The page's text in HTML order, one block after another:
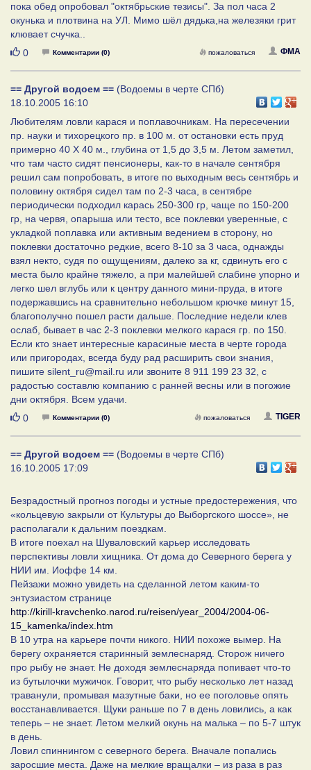
пока обед опробовал "октябрьские тезисы". За пол часа 2
окунька и плотвина на УЛ. Мимо шёл дядька,на железяки грит
клювает счучка..
Нравится
0 Комментарии (0) ФМА
пожаловаться
== Другой водоем == (Водоемы в черте СПб)
18.10.2005 16:10
Любителям ловли карася и поплавочникам. На пересечении
пр. науки и тихорецкого пр. в 100 м. от остановки есть пруд
примерно 40 Х 40 м., глубина от 1,5 до 3,5 м. Летом заметил,
что там часто сидят пенсионеры, как-то в начале сентября
решил сам попробовать, в итоге по выходным весь сентябрь и
половину октября сидел там по 2-3 часа, в сентябре
периодически подходил карась 250-300 гр, чаще по 150-200
гр, на червя, опарыша или тесто, все поклевки уверенные, с
укладкой поплавка или активным ведением в сторону, но
поклевки достаточно редкие, всего 8-10 за 3 часа, однажды
взял некто, судя по ощущениям, далеко за кг, сдвинуть его с
места было крайне тяжело, а при малейшей слабине упорно и
легко шел вглубь или к центру данного мини-пруда, в итоге
подержавшись на сравнительно небольшом крючке минут 15,
благополучно пошел расти дальше. Последние недели клев
ослаб, бывает в час 2-3 поклевки мелкого карася гр. по 150.
Если кто знает интересные карасиные места в черте города
или пригородах, всегда буду рад расширить свои знания,
пишите silent_ru@mail.ru или звоните 8 911 199 23 32, с
радостью составлю компанию с ранней весны или в погожие
дни октября. Всем удачи.
Нравится
0 Комментарии (0) TIGER
пожаловаться
== Другой водоем == (Водоемы в черте СПб)
16.10.2005 17:09
Безрадостный прогноз погоды и устные предостережения, что
«кольцевую закрыли от Культуры до Выборгского шоссе», не
располагали к дальним поездкам.
В итоге поехал на Шуваловский карьер исследовать
перспективы ловли хищника. От дома до Северного берега у
НИИ им. Иоффе 14 км.
Пейзажи можно увидеть на сделанной летом каким-то
энтузиастом странице
http://kirill-kravchenko.narod.ru/reisen/year_2004/2004-06-
15_kamenka/index.htm
В 10 утра на карьере почти никого. НИИ похоже вымер. На
берегу охраняется старинный землеснаряд. Сторож ничего
про рыбу не знает. Не доходя землеснаряда попивает что-то
из бутылочки мужичок. Говорит, что рыбу несколько лет назад
траванули, промывая мазутные баки, но ее поголовье опять
восстанавливается. Щуки раньше по 7 в день ловились, а как
теперь – не знает. Летом мелкий окунь на малька – по 5-7 штук
в день.
Ловил спиннингом с северного берега. Вначале попались
заросшие места. Даже на мелкие вращалки – из раза в раз